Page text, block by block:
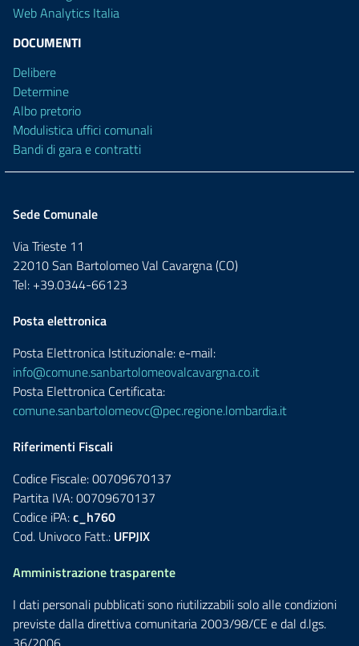
Web Analytics Italia
DOCUMENTI
Delibere
Determine
Albo pretorio
Modulistica uffici comunali
Bandi di gara e contratti
Sede Comunale
Via Trieste 11
22010 San Bartolomeo Val Cavargna (CO)
Tel: +39.0344-66123
Posta elettronica
Posta Elettronica Istituzionale: e-mail:
info@comune.sanbartolomeovalcavargna.co.it
Posta Elettronica Certificata:
comune.sanbartolomeovc@pec.regione.lombardia.it
Riferimenti Fiscali
Codice Fiscale: 00709670137
Partita IVA: 00709670137
Codice iPA:c_h760
Cod. Univoco Fatt.: UFPJIX
Amministrazione trasparente
I dati personali pubblicati sono riutilizzabili solo alle condizioni
previste dalla direttiva comunitaria 2003/98/CE e dal d.lgs.